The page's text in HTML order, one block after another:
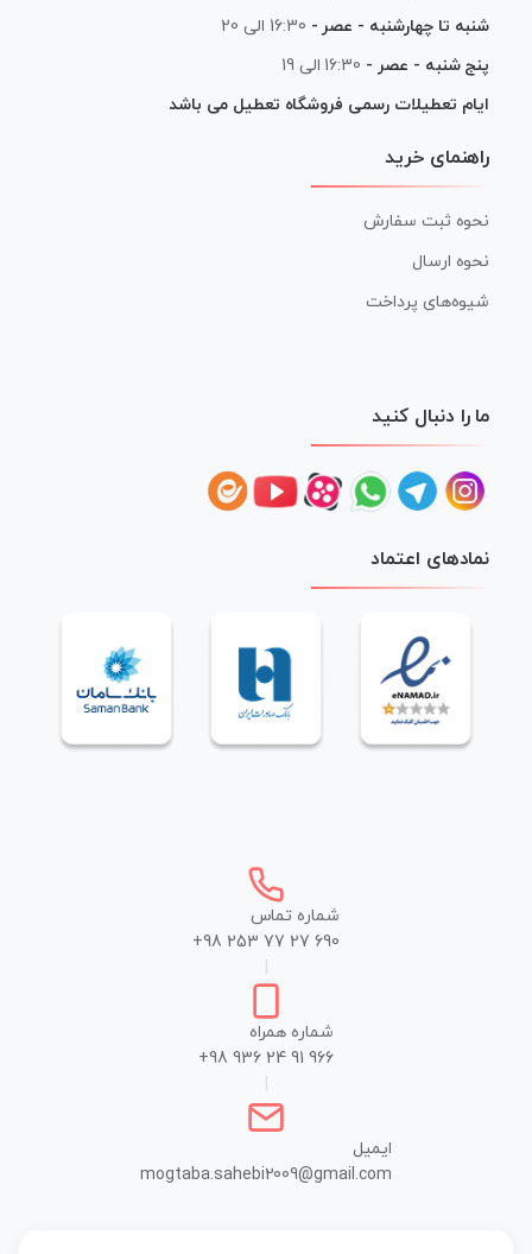
شنبه تا چهارشنبه - عصر - 16:30 الی 20
پنج شنبه - عصر - 16:30 الی 19
ایام تعطیلات رسمی فروشگاه تعطیل می باشد
راهنمای خرید
نحوه ثبت سفارش
نحوه ارسال
شیوه‌های پرداخت
ما را دنبال کنید
نمادهای اعتماد
شماره تماس
+98 253 77 27 690
شماره همراه
+98 936 24 91 966
ایمیل
mogtaba.sahebi2009@gmail.com